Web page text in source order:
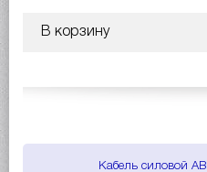
В корзину
Кабель силовой